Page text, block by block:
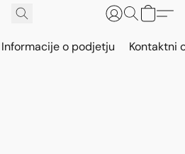
Informacije o podjetju Kontaktni